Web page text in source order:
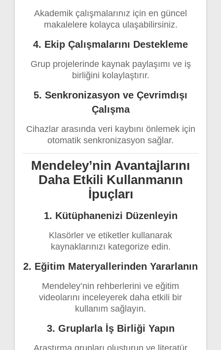
Akademik çalışmalarınız için en güncel
makalelere kolayca ulaşabilirsiniz.
4. Ekip Çalışmalarını Destekleme
Grup projelerinde kaynak paylaşımı ve iş
birliğini kolaylaştırır.
5. Senkronizasyon ve Çevrimdışı
Çalışma
Cihazlar arasında veri kaybını önlemek için
otomatik senkronizasyon sağlar.
Mendeley’nin Avantajlarını
Daha Etkili Kullanmanın
İpuçları
1. Kütüphanenizi Düzenleyin
Klasörler ve etiketler kullanarak
kaynaklarınızı kategorize edin.
2. Eğitim Materyallerinden Yararlanın
Mendeley’nin rehberlerini ve eğitim
videolarını inceleyerek daha etkili bir
kullanım sağlayın.
3. Gruplarla İş Birliği Yapın